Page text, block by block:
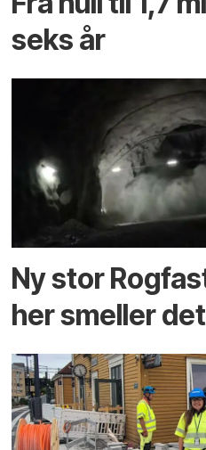
seks år
Ny stor
her smeller det